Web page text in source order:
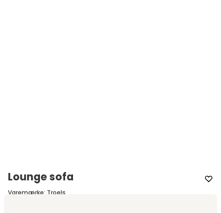
Lounge sofa
Varemærke: Troels